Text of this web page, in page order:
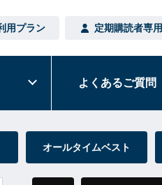
用プラン 定期購読者専用
よくあるご質問
オールタイムベスト